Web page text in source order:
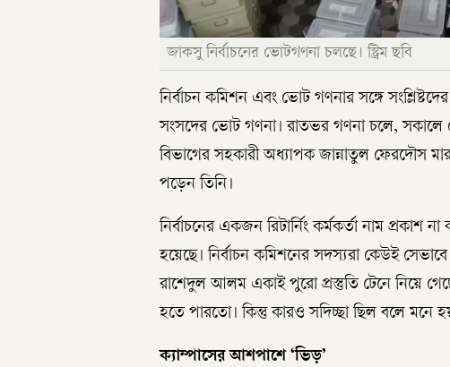
জাকসু নির্বাচনের ভোটগণনা চলছে। স্ট্রিম ছবি
নির্বাচন কমিশন এবং ভোট গণনার সঙ্গে
সংসদের ভোট গণনা। রাতভর গণনা চলে, সকালে
বিভাগের সহকারী অধ্যাপক জান্নাতুল ফেরদৌস
পড়েন তিনি।
নির্বাচনের একজন রিটার্নিং কর্মকর্তা নাম প্রকাশ
হয়েছে। নির্বাচন কমিশনের সদস্যরা কেউই
রাশেদুল আলম একাই পুরো প্রস্তুতি টেনে নিয়ে
হতে পারতো। কিন্তু কারও সদিচ্ছা ছিল বলে মনে
ক্যাম্পাসের আশপাশে ‘ভিড়’